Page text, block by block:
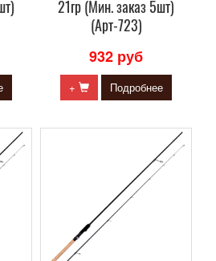
21гр (Мин. заказ 5шт)
(Арт-723)
932 руб
+ Подробнее